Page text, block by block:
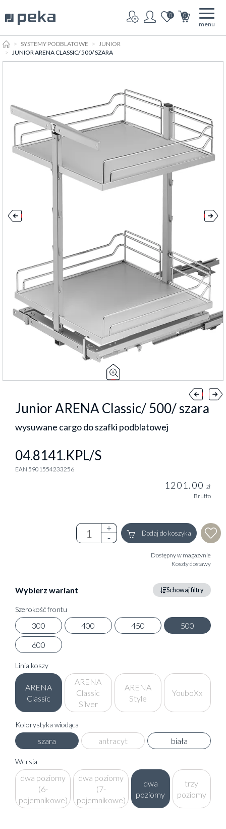
0 0
menu
HOMESYSTEMY PODBLATOWE
JUNIOR
JUNIOR ARENA CLASSIC/ 500/ SZARA
Junior ARENA Classic/ 500/ szara
wysuwane cargo do szafki podblatowej
04.8141.KPL/S
EAN 5901554233256
1201.00 zł
Brutto
Dodaj do koszyka
Dostępny w magazynie
Koszty dostawy
Wybierz wariant Schowaj filtry
Szerokość frontu
300 400 450
500
600
Linia koszy
ARENA
Classic
ARENA
Classic
Silver
ARENA
Style
YouboXx
Kolorystyka wiodąca
szara antracyt biała
Wersja
dwa poziomy
(6-
pojemnikowe)
dwa poziomy
(7-
pojemnikowe)
dwa
poziomy
trzy
poziomy